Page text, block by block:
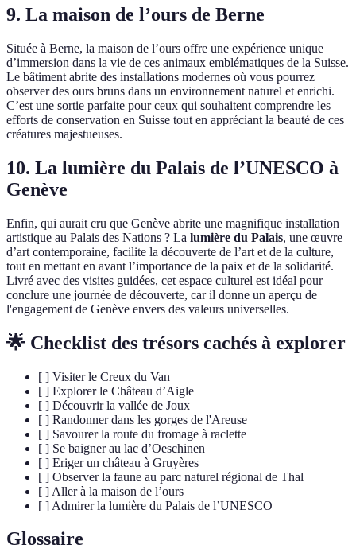
9. La maison de l’ours de Berne
Située à Berne, la maison de l’ours offre une expérience unique
d’immersion dans la vie de ces animaux emblématiques de la Suisse.
Le bâtiment abrite des installations modernes où vous pourrez
observer des ours bruns dans un environnement naturel et enrichi.
C’est une sortie parfaite pour ceux qui souhaitent comprendre les
efforts de conservation en Suisse tout en appréciant la beauté de ces
créatures majestueuses.
10. La lumière du Palais de l’UNESCO à
Genève
Enfin, qui aurait cru que Genève abrite une magnifique installation
artistique au Palais des Nations ? La lumière du Palais, une œuvre
d’art contemporaine, facilite la découverte de l’art et de la culture,
tout en mettant en avant l’importance de la paix et de la solidarité.
Livré avec des visites guidées, cet espace culturel est idéal pour
conclure une journée de découverte, car il donne un aperçu de
l'engagement de Genève envers des valeurs universelles.
🌟 Checklist des trésors cachés à explorer
[ ] Visiter le Creux du Van
[ ] Explorer le Château d’Aigle
[ ] Découvrir la vallée de Joux
[ ] Randonner dans les gorges de l'Areuse
[ ] Savourer la route du fromage à raclette
[ ] Se baigner au lac d’Oeschinen
[ ] Eriger un château à Gruyères
[ ] Observer la faune au parc naturel régional de Thal
[ ] Aller à la maison de l’ours
[ ] Admirer la lumière du Palais de l’UNESCO
Glossaire